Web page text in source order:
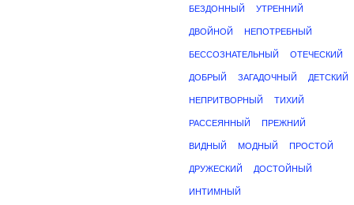
БЕЗДОННЫЙ УТРЕННИЙ
ДВОЙНОЙ НЕПОТРЕБНЫЙ
БЕССОЗНАТЕЛЬНЫЙ ОТЕЧЕСКИЙ
ДОБРЫЙ ЗАГАДОЧНЫЙ ДЕТСКИЙ
НЕПРИТВОРНЫЙ ТИХИЙ
РАССЕЯННЫЙ ПРЕЖНИЙ
ВИДНЫЙ МОДНЫЙ ПРОСТОЙ
ДРУЖЕСКИЙ ДОСТОЙНЫЙ
ИНТИМНЫЙ